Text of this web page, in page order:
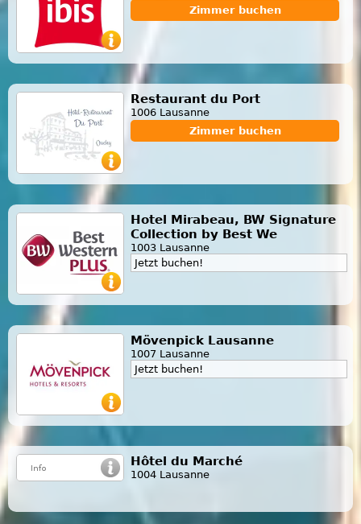
Zimmer buchen
Restaurant du Port
1006 Lausanne
Zimmer buchen
Hotel Mirabeau, BW Signature
Collection by Best We
1003 Lausanne
Jetzt buchen!
Mövenpick Lausanne
1007 Lausanne
Jetzt buchen!
Hôtel du Marché
1004 Lausanne